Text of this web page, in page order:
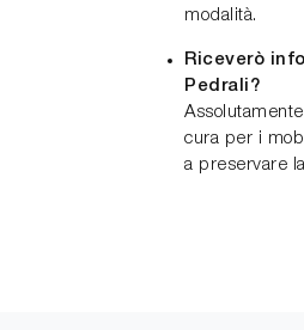
modalità.
Riceverò
Pedrali?
cura per i
a preservare